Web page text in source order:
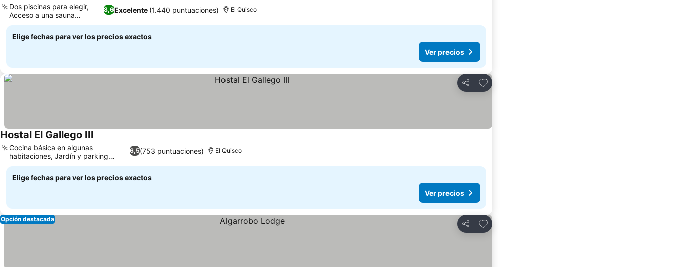
8,6Excelente (1.440 puntuaciones)
Dos piscinas para elegir,
Acceso a una sauna
relajante
El Quisco
Elige fechas para ver los precios exactos
Ver precios
Compartir
Agregar a favoritos
Hostal El Gallego III
6,5(753 puntuaciones)
Cocina básica en algunas
habitaciones, Jardín y parking
privado
El Quisco
Elige fechas para ver los precios exactos
Ver precios
Compartir
Agregar a favoritos
Opción destacada